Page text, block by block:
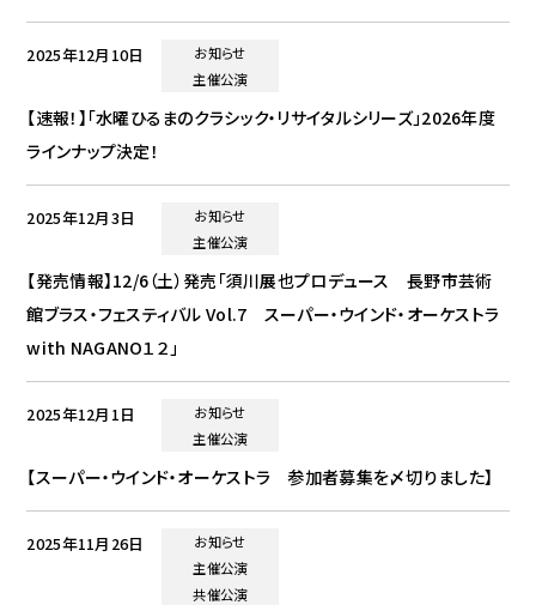
2025年12月10日
お知らせ
主催公演
【速報！】「水曜ひるまのクラシック・リサイタルシリーズ」2026年度
ラインナップ決定！
2025年12月3日
お知らせ
主催公演
【発売情報】12/6（土）発売「須川展也プロデュース 長野市芸術
館ブラス・フェスティバル Vol.7 スーパー・ウインド・オーケストラ
with NAGANO１２」
2025年12月1日
お知らせ
主催公演
【スーパー・ウインド・オーケストラ 参加者募集を〆切りました】
2025年11月26日
お知らせ
主催公演
共催公演